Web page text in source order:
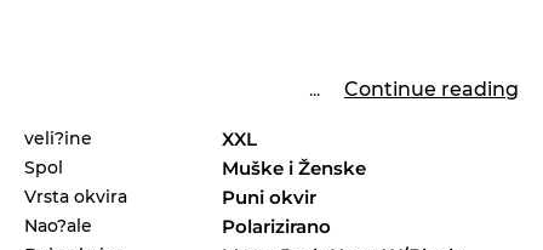
... Continue reading
veli?ine XXL
Spol Muške i Ženske
Vrsta okvira Puni okvir
Nao?ale Polarizirano